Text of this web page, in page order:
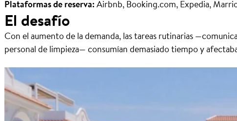
Plataformas de reserva:Airbnb, Booking.com, Expedia,
El desafío
Con el aumento de la demanda, las tareas rutinarias
personal de limpieza— consumían demasiado tiempo y